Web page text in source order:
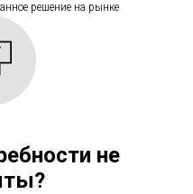
решение на рынке
не